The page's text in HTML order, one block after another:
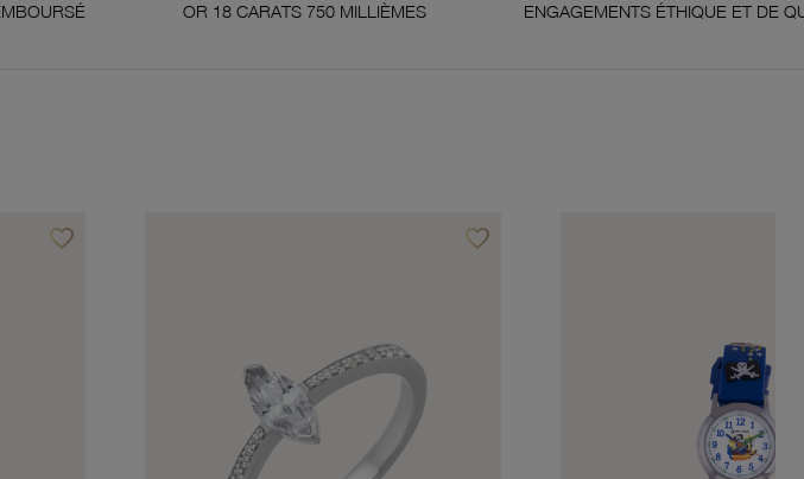
OR 18 CARATS 750 MILLIÈMES ENGAGEMENTS ÉTHIQUE ET DE QUALITÉ
favorite_borderAjouter à vos favoris favorite_borderAjouter à vos favoris